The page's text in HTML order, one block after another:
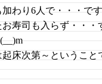
わり6人で・・・で
寿司も入らず・・
床次第～というこ